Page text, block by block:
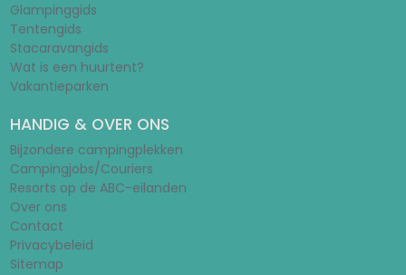
Glampinggids
Tentengids
Stacaravangids
Wat is een huurtent?
Vakantieparken
HANDIG & OVER ONS
Bijzondere campingplekken
Campingjobs/Couriers
Resorts op de ABC-eilanden
Over ons
Contact
Privacybeleid
Sitemap